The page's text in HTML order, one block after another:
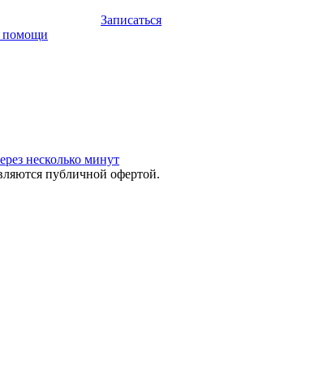
Записаться
помощи
несколько минут
публичной офертой.